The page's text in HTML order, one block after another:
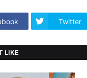
Twitter
LIKE